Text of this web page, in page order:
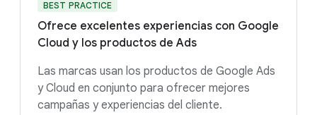
BEST PRACTICE
Ofrece excelentes experiencias con Google
Cloud y los productos de Ads
Las marcas usan los productos de Google Ads
y Cloud en conjunto para ofrecer mejores
campañas y experiencias del cliente.